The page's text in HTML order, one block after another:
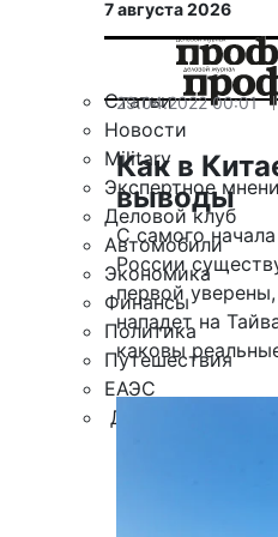
7 августа 2026
Статьи
Новости
Military
Экспертное
Деловой клуб
Автомобили
Экономика
Финансы
Политика
Путешествия
ЕАЭС
Другие рубрики
29.04.2022 00:01
Как в
выводы
С самого
России
первой
нападет на
каковы